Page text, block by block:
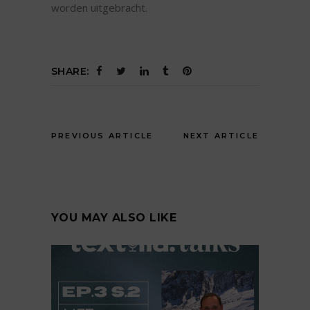
worden uitgebracht.
SHARE:
PREVIOUS ARTICLE NEXT ARTICLE
YOU MAY ALSO LIKE